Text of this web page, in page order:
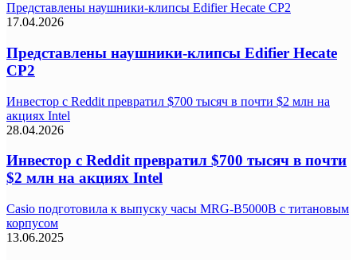
Представлены наушники-клипсы Edifier Hecate CP2
17.04.2026
Представлены наушники-клипсы Edifier Hecate
CP2
Инвестор с Reddit превратил $700 тысяч в почти $2 млн на
акциях Intel
28.04.2026
Инвестор с Reddit превратил $700 тысяч в почти
$2 млн на акциях Intel
Casio подготовила к выпуску часы MRG-B5000B с титановым
корпусом
13.06.2025